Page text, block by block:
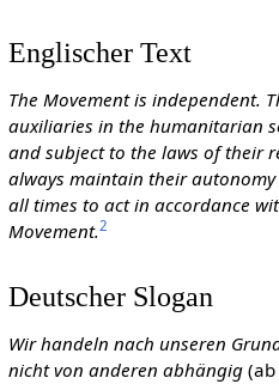
Englischer Text
The Movement is independent.
auxiliaries in the humanitarian
and subject to the laws of their
always maintain their
all times to act in accordance
Movement.2
Deutscher Slogan
Wir handeln nach unseren
nicht von anderen abhängig(ab